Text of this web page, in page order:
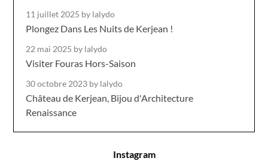
11 juillet 2025 by lalydo
Plongez Dans Les Nuits de Kerjean !
22 mai 2025 by lalydo
Visiter Fouras Hors-Saison
30 octobre 2023 by lalydo
Château de Kerjean, Bijou d'Architecture
Renaissance
Instagram